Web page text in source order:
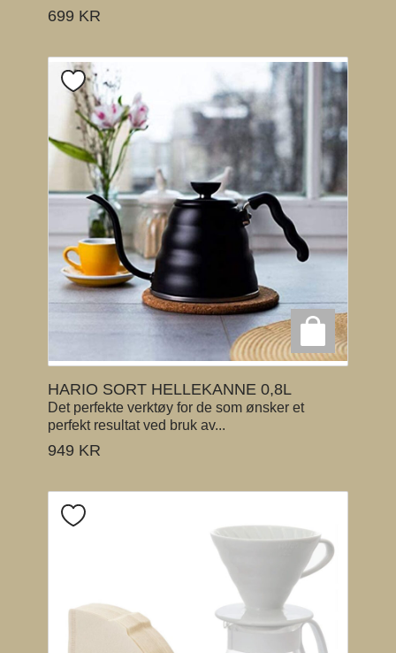
699 KR
HARIO SORT HELLEKANNE 0,8L
Det perfekte verktøy for de som ønsker et
perfekt resultat ved bruk av...
949 KR